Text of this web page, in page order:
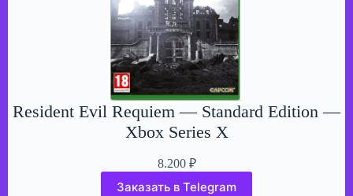
Resident Evil Requiem — Standard Edition —
Xbox Series X
8.200 ₽
Заказать в Telegram